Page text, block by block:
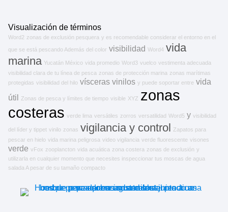
Visualización de términos
Word2 zonas de exclusión pesquera y es recomendable considerar el entorno en el
que se está pescando Además del color visibilidad Word4 vida
marina Yucatán México vida promedio Word3 vuelco vestimenta adecuada
visibilidad clara de tu línea de pesca zonas de protección marina zonas marítimas
protegidas visibilidad del hilo vísceras vinilos y puede soportar entre vida
útil
Zonas de pesca y límites de tiempo visible XYZ zonas
costeras verde lima versátiles zorros versatilidad Word5 y visibilidad
del líder y tippet vinilo zonas vigilancia y control
Zapatos para
pescar en hielo vida marina peligrosa video vigilancia verde fluorescente visones
verde vFox zooplancton vida acuática zona costera zonas de exclusión y
utilizarla en cualquier momento que necesites inspeccionar tus moscas de agua
salada A pesar de su tamaño compacto